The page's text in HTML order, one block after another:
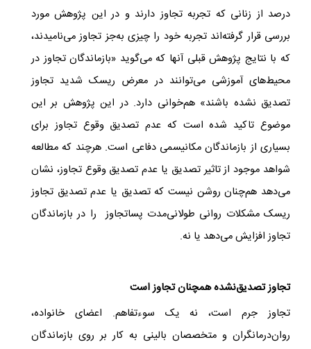
درصد از زنانی که تجربه تجاوز دارند و در این پژوهش مورد
بررسی قرار گرفته‌اند تجربه خود را چیزی به‌جز تجاوز می‌نامیدند،
که با نتایج پژوهش قبلی‌ آنها که می‌گوید «بازماندگان تجاوز در
محیط‌های آموزشی می‌توانند در معرض ریسک شدید تجاوز
تصدیق نشده باشند» هم‌خوانی دارد. در این پژوهش بر این
موضوع تاکید شده است که عدم تصدیق وقوع تجاوز برای
بسیاری از بازماندگان مکانیسمی دفاعی است. هرچند که مطالعه
شواهد موجود از تاثیر تصدیق یا عدم تصدیق وقوع تجاوز، نشان
می‌دهد هم‌چنان روشن نیست که تصدیق یا عدم تصدیق تجاوز
ریسک مشکلات روانی طولانی‌مدت پساتجاوز را در بازماندگان
تجاوز افزایش می‌دهد یا نه.
تجاوز تصدیق‌نشده همچنان تجاوز است
تجاوز جرم است، نه یک سوءتفاهم. اعضای خانواده،
روان‌درمانگران و متخصصان بالینی به کار بر روی بازماندگان